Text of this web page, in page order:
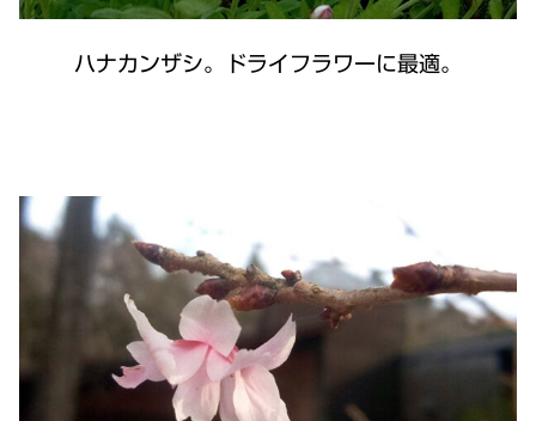
ハナカンザシ。ドライフラワーに最適。